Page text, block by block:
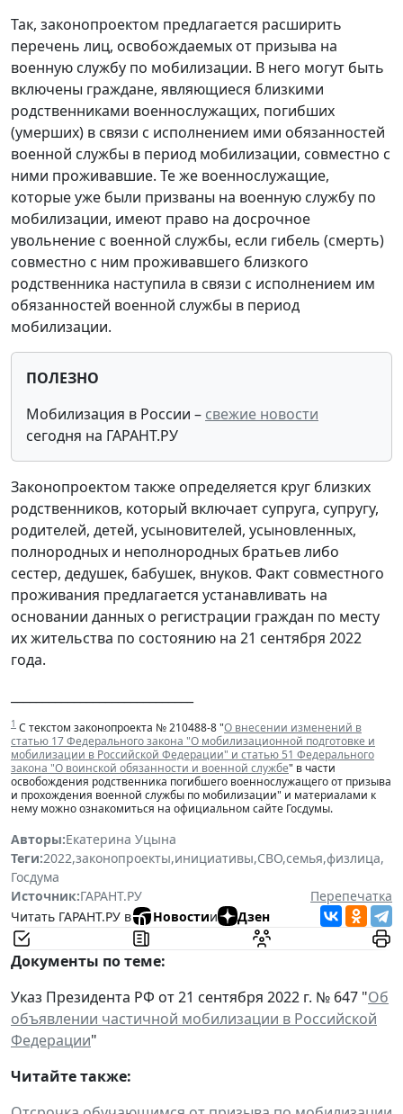
Так, законопроектом предлагается расширить
перечень лиц, освобождаемых от призыва на
военную службу по мобилизации. В него могут быть
включены граждане, являющиеся близкими
родственниками военнослужащих, погибших
(умерших) в связи с исполнением ими обязанностей
военной службы в период мобилизации, совместно с
ними проживавшие. Те же военнослужащие,
которые уже были призваны на военную службу по
мобилизации, имеют право на досрочное
увольнение с военной службы, если гибель (смерть)
совместно с ним проживавшего близкого
родственника наступила в связи с исполнением им
обязанностей военной службы в период
мобилизации.
ПОЛЕЗНО
Мобилизация в России – свежие новости
сегодня на ГАРАНТ.РУ
Законопроектом также определяется круг близких
родственников, который включает супруга, супругу,
родителей, детей, усыновителей, усыновленных,
полнородных и неполнородных братьев либо
сестер, дедушек, бабушек, внуков. Факт совместного
проживания предлагается устанавливать на
основании данных о регистрации граждан по месту
их жительства по состоянию на 21 сентября 2022
года.
1 С текстом законопроекта № 210488-8 "О внесении изменений в
статью 17 Федерального закона "О мобилизационной подготовке и
мобилизации в Российской Федерации" и статью 51 Федерального
закона "О воинской обязанности и военной службе" в части
освобождения родственника погибшего военнослужащего от призыва
и прохождения военной службы по мобилизации" и материалами к
нему можно ознакомиться на официальном сайте Госдумы.
Авторы:Екатерина Уцына
Теги:2022,законопроекты,инициативы,СВО,семья,физлица,
Госдума
Источник:ГАРАНТ.РУ
Перепечатка
Читать ГАРАНТ.РУ в
Новостии Дзен
Документы по теме:
Указ Президента РФ от 21 сентября 2022 г. № 647 "Об
объявлении частичной мобилизации в Российской
Федерации"
Читайте также: